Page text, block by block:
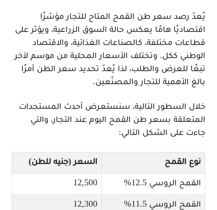
يُعدّ رصد سعر طن القمح المتاح للتجار مؤشرًا
اقتصاديًا هامًا يعكس حالة السوق الزراعية، ويؤثر على
قطاعات مختلفة، كالصناعات الغذائية، والاقتصاد
الوطني ككل. وتختلف الأسعار المحلية من موسم لآخر
تبعًا للعرض والطلب، لذا يُعدّ تحديد سعر الطن أمرًا
بالغ الأهمية للتجار والمصنّعين.
خلال السطور التالية، سنستعرض أحدث المستجدات
المتعلقة بسعر طن القمح اليوم عند التجار، والتي
جاءت على الشكل التالي:
نوع القمح السعر (جنيه للطن)
القمح الروسي 12.5% 12,500
القمح الروسي 11.5% 12,300